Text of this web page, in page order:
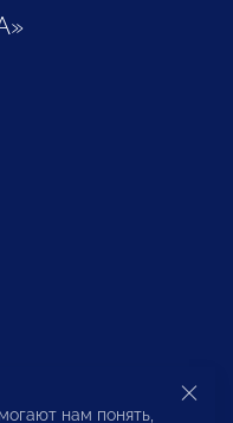
»
нам понять,